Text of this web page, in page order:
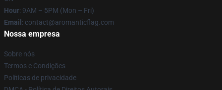
Hour: 9AM – 5PM (Mon – Fri)
Email : contact@aromanticflag.com
Nossa empresa
Sobre nós
Termos e Condições
Políticas de privacidade